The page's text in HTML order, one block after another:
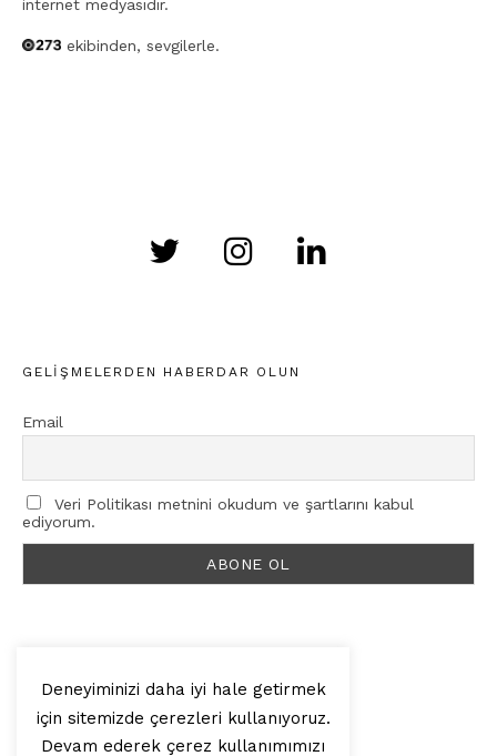
internet medyasıdır.
ekibinden, sevgilerle.
GELIŞMELERDEN HABERDAR OLUN
Email
Veri Politikası metnini okudum ve şartlarını kabul
ediyorum.
© 2025, Artilop
Deneyiminizi daha iyi hale getirmek
için sitemizde çerezleri kullanıyoruz.
Devam ederek çerez kullanımımızı